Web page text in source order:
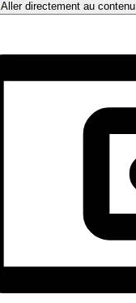
Aller directement au contenu